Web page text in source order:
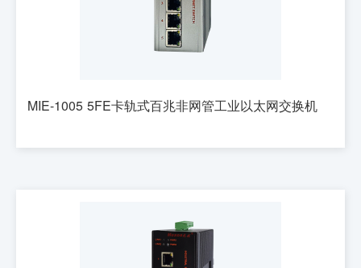
MIE-1005 5FE卡轨式百兆非网管工业以太网交换机